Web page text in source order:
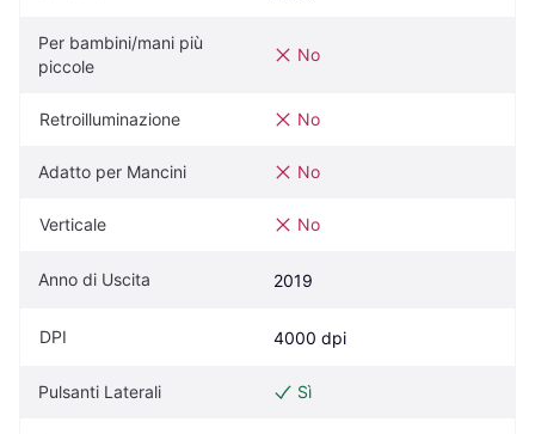
Per bambini/mani più
piccole
No
Retroilluminazione No
Adatto per Mancini No
Verticale No
Anno di Uscita 2019
DPI 4000 dpi
Pulsanti Laterali Sì